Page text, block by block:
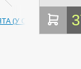
(У СХЕМАХ,